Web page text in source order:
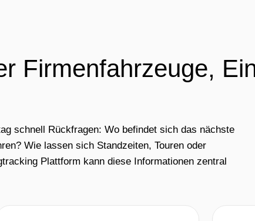
Firmenfahrzeuge,
schnell Rückfragen: Wo befindet sich das nächste
Wie lassen sich Standzeiten, Touren oder
Plattform kann diese Informationen zentral